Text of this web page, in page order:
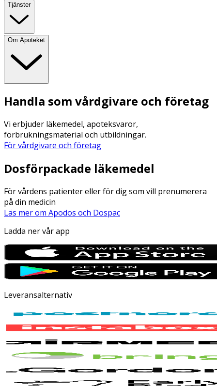
Tjänster
Om Apoteket
Handla som vårdgivare och företag
Vi erbjuder läkemedel, apoteksvaror,
förbrukningsmaterial och utbildningar.
För vårdgivare och företag
Dosförpackade läkemedel
För vårdens patienter eller för dig som vill prenumerera
på din medicin
Läs mer om Apodos och Dospac
Ladda ner vår app
Leveransalternativ